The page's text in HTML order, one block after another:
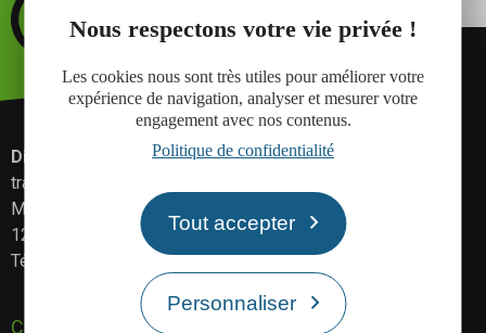
Nous respectons votre vie privée !
Les cookies nous sont très utiles pour améliorer votre
expérience de navigation, analyser et mesurer votre
engagement avec nos contenus.
Politique de confidentialité
Tout accepter
Personnaliser
Direction développement économique, attractivité,
transition numérique.
Maison de l'économie - 17 rue Aristide Briand
12000 Rodez
Tél. : 05 65 73 83 09
Contactez-nous